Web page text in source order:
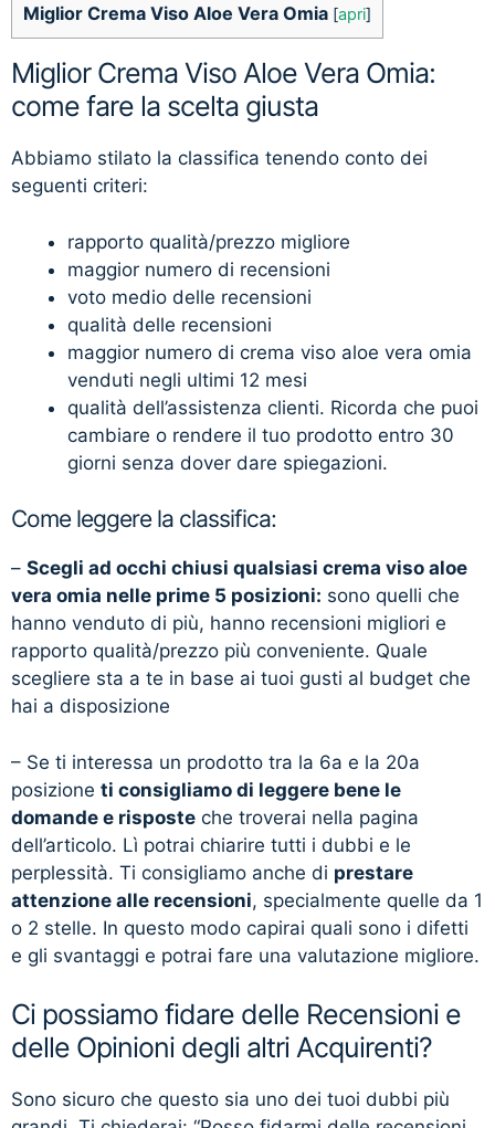
Miglior Crema Viso Aloe Vera Omia [apri]
Miglior Crema Viso Aloe Vera Omia:
come fare la scelta giusta
Abbiamo stilato la classifica tenendo conto dei
seguenti criteri:
rapporto qualità/prezzo migliore
maggior numero di recensioni
voto medio delle recensioni
qualità delle recensioni
maggior numero di crema viso aloe vera omia
venduti negli ultimi 12 mesi
qualità dell’assistenza clienti. Ricorda che puoi
cambiare o rendere il tuo prodotto entro 30
giorni senza dover dare spiegazioni.
Come leggere la classifica:
– Scegli ad occhi chiusi qualsiasi crema viso aloe
vera omia nelle prime 5 posizioni: sono quelli che
hanno venduto di più, hanno recensioni migliori e
rapporto qualità/prezzo più conveniente. Quale
scegliere sta a te in base ai tuoi gusti al budget che
hai a disposizione
– Se ti interessa un prodotto tra la 6a e la 20a
posizione ti consigliamo di leggere bene le
domande e risposte che troverai nella pagina
dell’articolo. Lì potrai chiarire tutti i dubbi e le
perplessità. Ti consigliamo anche di prestare
attenzione alle recensioni, specialmente quelle da 1
o 2 stelle. In questo modo capirai quali sono i difetti
e gli svantaggi e potrai fare una valutazione migliore.
Ci possiamo fidare delle Recensioni e
delle Opinioni degli altri Acquirenti?
Sono sicuro che questo sia uno dei tuoi dubbi più